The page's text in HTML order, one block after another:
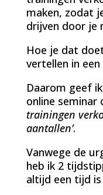
maken, zodat
drijven door je
Hoe je dat
vertellen in een
Daarom geef
online seminar
trainingen
aantallen’.
Vanwege de
heb ik 2
altijd een tijd